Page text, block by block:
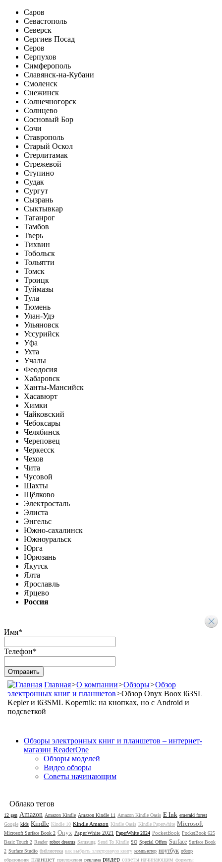
Саров
Севастополь
Северск
Сергиев Посад
Серов
Серпухов
Симферополь
Славянск-на-Кубани
Смоленск
Снежинск
Солнечногорск
Солнцево
Сосновый Бор
Сочи
Ставрополь
Старый Оскол
Стерлитамак
Стрежевой
Ступино
Судак
Сургут
Сызрань
Сыктывкар
Таганрог
Тамбов
Тверь
Тихвин
Тобольск
Тольятти
Томск
Троицк
Туймазы
Тула
Тюмень
Улан-Удэ
Ульяновск
Уссурийск
Уфа
Ухта
Учалы
Феодосия
Хабаровск
Ханты-Мансийск
Хасавюрт
Химки
Чайковский
Чебоксары
Челябинск
Череповец
Черкесск
Чехов
Чита
Чусовой
Шахты
Щёлково
Электросталь
Элиста
Энгельс
Южно-сахалинск
Южноуральск
Юрга
Юрюзань
Якутск
Ялта
Ярославль
Ярцево
Россия
Имя*
Телефон*
Главная>О компании>Обзоры>Обзор
электронных книг и планшетов>Обзор Onyx Boox i63SL
Kepler и i63SML Kopernik: на кнопках, но с Android и
подсветкой
Обзоры электронных книг и планшетов – интернет-
магазин ReaderOne
Обзоры моделей
Видео обзоры
Советы начинающим
Облако тегов
12 gen Amazon Amazon Kindle Amazon Kindle 11 Amazon Kindle Oasis E Ink emerald forest
Google kids Kindle Kindle 10 Kindle Amazon Kindle Oasis Kindle Paperwhite Microsoft
Microsoft Surface Book 2 Onyx PaperWhite 2021 PaperWhite 2024 PocketBook PocketBook 625
Basic Touch 2 Reader robot dreams Samsung Send To Kindle SO Special Offers Surface Surface Book
2 Surface Studio библиотека как выбрать электронную книгу компьютер ноутбук обзор
образование планшет приложения реклама ридер советы начинающим форматы